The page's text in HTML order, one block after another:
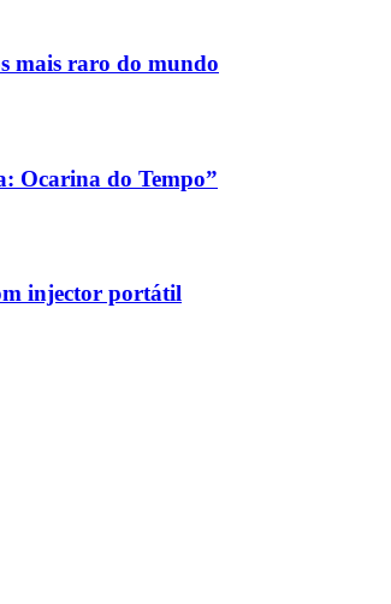
mais raro do mundo
Ocarina do Tempo”
injector portátil